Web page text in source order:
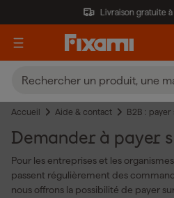
Livraison gratuite
Accueil Aide & contact B2B : payer
Demander à payer
Pour les entreprises et les
passent régulièrement des
nous offrons la possibilité de payer